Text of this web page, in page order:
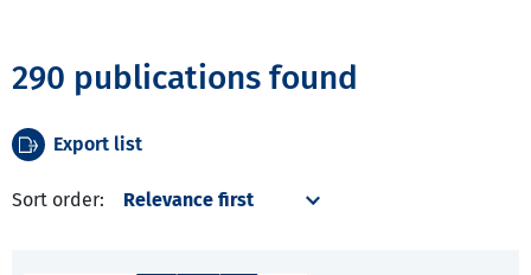
290 publications found
Export list
Sort order: